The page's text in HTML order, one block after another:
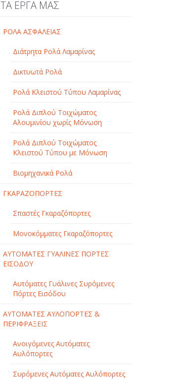
ΤΑ ΕΡΓΑ ΜΑΣ
ΡΟΛΑ ΑΣΦΑΛΕΙΑΣ
Διάτρητα Ρολά Λαμαρίνας
Δικτυωτά Ρολά
Ρολά Κλειστού Τύπου Λαμαρίνας
Ρολά Διπλού Τοιχώματος
Αλουμινίου χωρίς Μόνωση
Ρολά Διπλού Τοιχώματος
Κλειστού Τύπου με Μόνωση
Βιομηχανικά Ρολά
ΓΚΑΡΑΖΟΠΟΡΤΕΣ
Σπαστές Γκαραζόπορτες
Μονοκόμματες Γκαραζόπορτες
ΑΥΤΟΜΑΤΕΣ ΓΥΑΛΙΝΕΣ ΠΟΡΤΕΣ
ΕΙΣΟΔΟΥ
Αυτόματες Γυάλινες Συρόμενες
Πόρτες Εισόδου
ΑΥΤΟΜΑΤΕΣ ΑΥΛΟΠΟΡΤΕΣ &
ΠΕΡΙΦΡΑΞΕΙΣ
Ανοιγόμενες Αυτόματες
Αυλόπορτες
Συρόμενες Αυτόματες Αυλόπορτες